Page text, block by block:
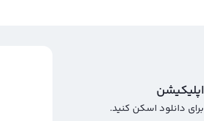
اپلیکیشن
برای دانلود اسکن کنید.